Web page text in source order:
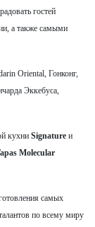
гостей
а также самыми
Oriental, Гонконг,
Эккебуса,
кухни Signature и
Molecular
самых
по всему миру